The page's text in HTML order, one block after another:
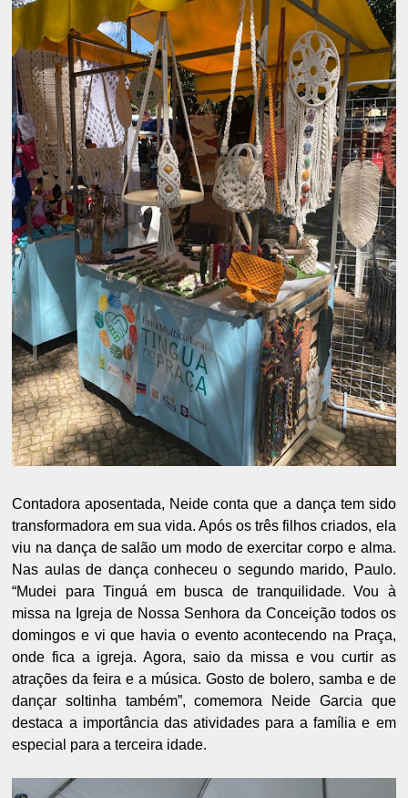
Contadora aposentada, Neide conta que a dança tem sido
transformadora em sua vida. Após os três filhos criados, ela
viu na dança de salão um modo de exercitar corpo e alma.
Nas aulas de dança conheceu o segundo marido, Paulo.
“Mudei para Tinguá em busca de tranquilidade. Vou à
missa na Igreja de Nossa Senhora da Conceição todos os
domingos e vi que havia o evento acontecendo na Praça,
onde fica a igreja. Agora, saio da missa e vou curtir as
atrações da feira e a música. Gosto de bolero, samba e de
dançar soltinha também”, comemora Neide Garcia que
destaca a importância das atividades para a família e em
especial para a terceira idade.